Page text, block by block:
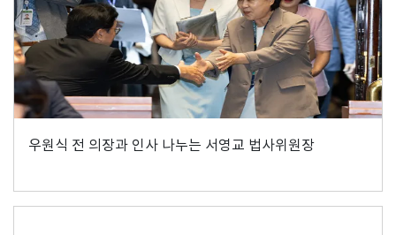
우원식 전 의장과 인사 나누는 서영교 법사위원장